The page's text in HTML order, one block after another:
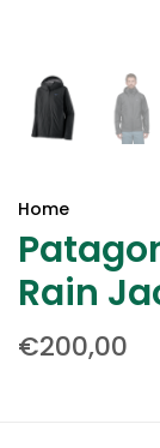
Home
Rain
€200,00